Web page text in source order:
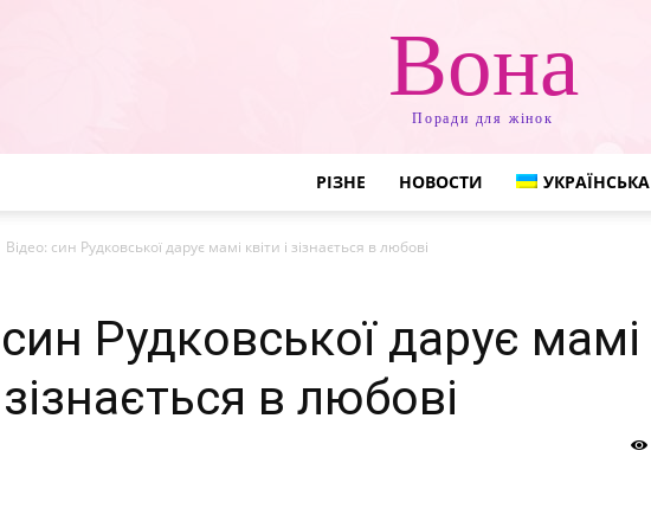
Вона
Поради для жінок
РІЗНЕ НОВОСТИ УКРАЇНСЬКА
Відео: син Рудковської дарує мамі квіти і зізнається в любові
Рудковської дарує мамі
зізнається в любові